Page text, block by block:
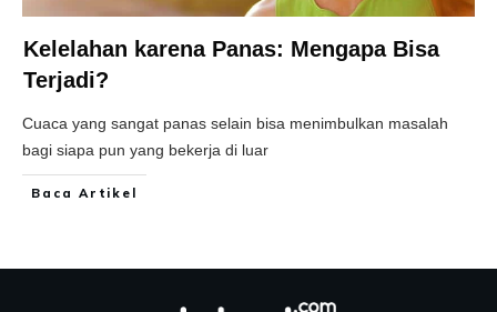
Kelelahan karena Panas: Mengapa Bisa
Terjadi?
Cuaca yang sangat panas selain bisa menimbulkan masalah
bagi siapa pun yang bekerja di luar
Baca Artikel